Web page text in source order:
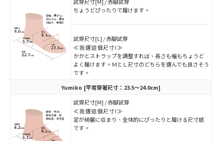
ちょうどぴったりで履けます。
試穿尺寸[L] / 赤腳試穿
≪我選這個尺寸!≫
かかとストラップを調整すれば、長さも幅もちょうど
よく履けます。ＭとＬ尺寸のどちらを選んでも良さそう
です。
Yumiko [平常穿著尺寸：23.5～24.0cm]
試穿尺寸[M] / 赤腳試穿
≪我選這個尺寸!≫
足が綺麗に収まり、全体的にぴったりと履ける尺寸感
です。